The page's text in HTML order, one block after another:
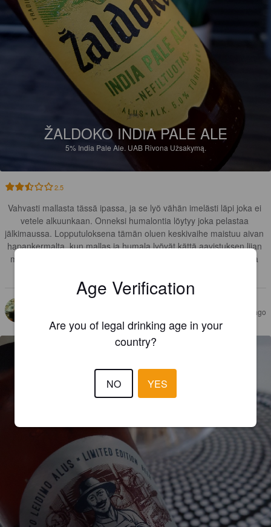
ŽALDOKO INDIA PALE ALE
5% India Pale Ale. UAB Rivona Užsakymą.
2.5
Vahvasti mallasta tässä ipassa, ja se lyö vähän imelästi läpi joka ei
vetele alkuunkaan. Onneksi humalontia löytyy joka pelastaa
jälkimaussa. Lopputuloksena tämän oluen keskivaihe maistuu aivan
hapankermalta, kun mallas ja humala lyövät kättä aavistuksen liian
myöhässä. Silti pullollinen tätä on vielä ihan ok heittää helttaansa
4 years ago
Age Verification
Are you of legal drinking age in your
country?
NO YES